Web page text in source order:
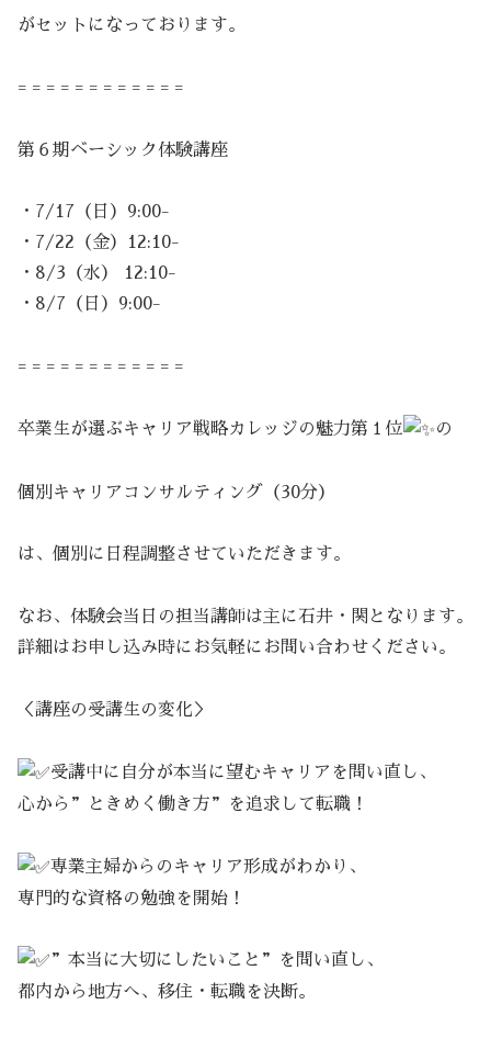
がセットになっております。
= = = = = = = = = = = =
第６期ベーシック体験講座
・7/17（日）9:00-
・7/22（金）12:10-
・8/3（水） 12:10-
・8/7（日）9:00-
= = = = = = = = = = = =
卒業生が選ぶキャリア戦略カレッジの魅力第１位 の
個別キャリアコンサルティング（30分）
は、個別に日程調整させていただきます。
なお、体験会当日の担当講師は主に石井・関となります。
詳細はお申し込み時にお気軽にお問い合わせください。
＜講座の受講生の変化＞
受講中に自分が本当に望むキャリアを問い直し、
心から”ときめく働き方”を追求して転職！
専業主婦からのキャリア形成がわかり、
専門的な資格の勉強を開始！
”本当に大切にしたいこと”を問い直し、
都内から地方へ、移住・転職を決断。